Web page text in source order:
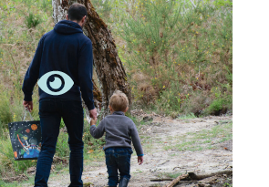
aux œufs au Centre de
Rostand : un moment
pour petits et grands
EN SAVOIR +